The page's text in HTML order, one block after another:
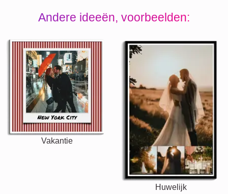
Andere ideeën, voorbeelden:
Vakantie
Huwelijk